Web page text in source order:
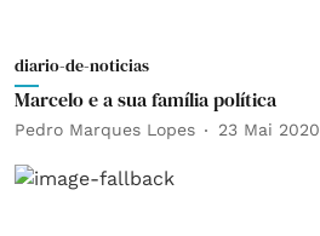
diario-de-noticias
Marcelo e a sua família política
Pedro Marques Lopes 23 Mai 2020